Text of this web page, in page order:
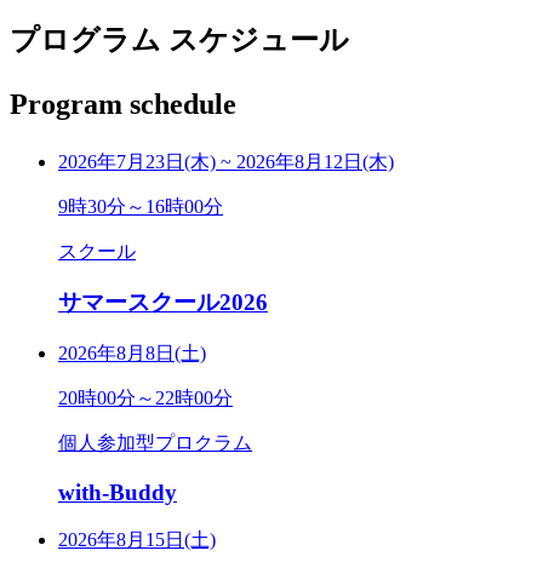
プログラム スケジュール
Program schedule
2026年7月23日(木) ~ 2026年8月12日(木)
9時30分～16時00分
スクール
サマースクール2026
2026年8月8日(土)
20時00分～22時00分
個人参加型プロクラム
with-Buddy
2026年8月15日(土)